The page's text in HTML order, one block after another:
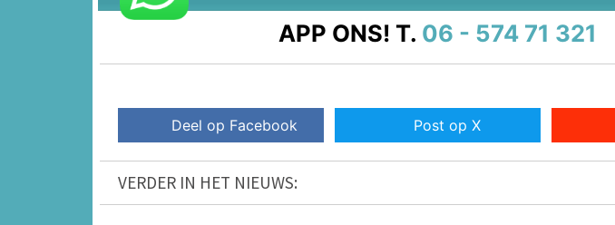
APP ONS! T. 06 - 574 71 321
Deel op Facebook Post op X
VERDER IN HET NIEUWS: